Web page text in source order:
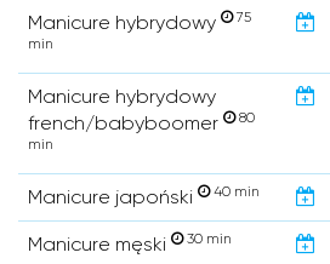
Manicure hybrydowy
75
min
Manicure hybrydowy
french/babyboomer
80
min
Manicure japoński 40 min
Manicure męski 30 min